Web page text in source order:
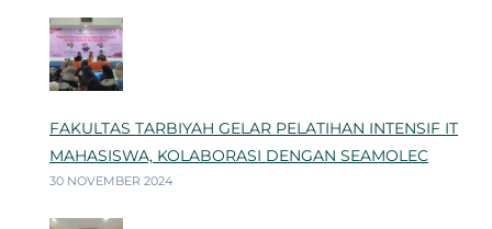
FAKULTAS TARBIYAH GELAR PELATIHAN INTENSIF IT
MAHASISWA, KOLABORASI DENGAN SEAMOLEC
30 NOVEMBER 2024